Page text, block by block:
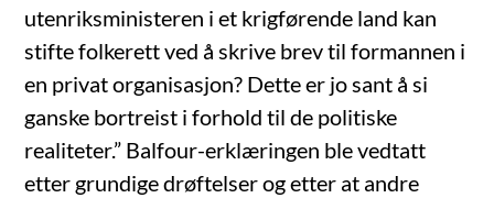
utenriksministeren i et krig­førende land kan
stifte folkerett ved å skrive brev til formannen i
en privat organisasjon? Dette er jo sant å si
ganske bortreist i forhold til de politiske
realiteter.” Balfour-erklæringen ble vedtatt
etter grundige drøftelser og etter at andre